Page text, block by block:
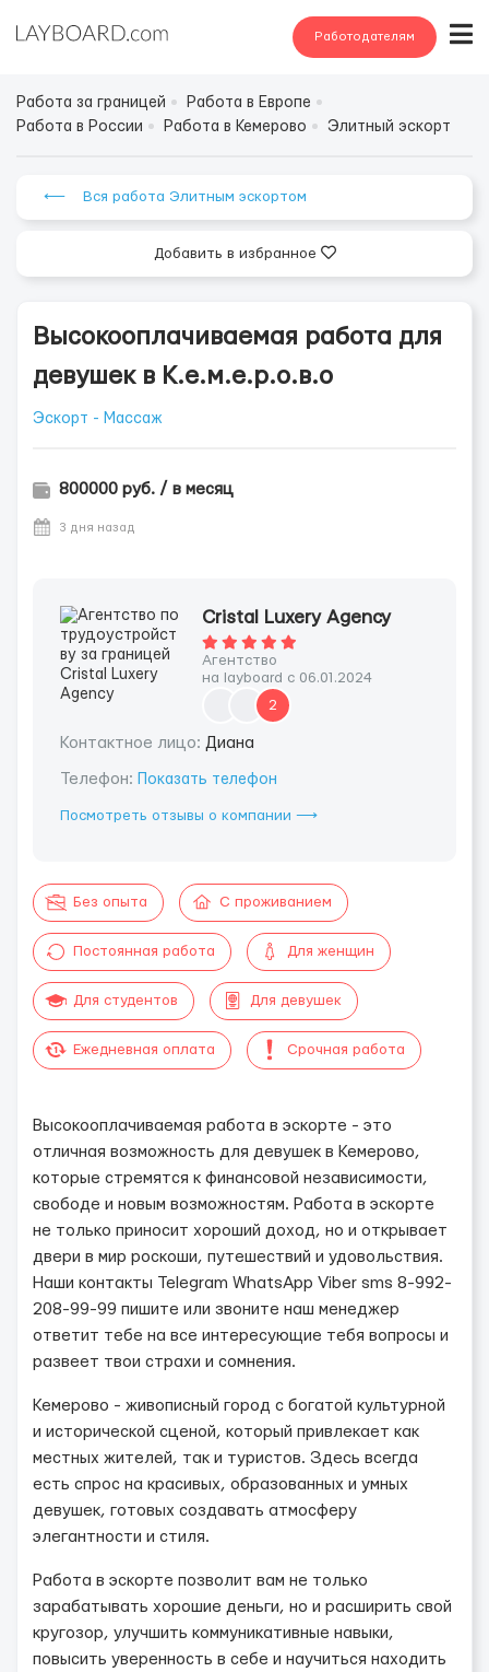
Работодателям
Работа за границей
Работа в Европе
Работа в России
Работа в Кемерово Элитный эскорт
⟵ Вся работа Элитным эскортом
Добавить в избранное
Высокооплачиваемая работа для
девушек в К.е.м.е.р.о.в.о
Эскорт - Массаж
800000 руб. / в месяц
3 дня назад
Cristal Luxery Agency
Агентство
на layboard с 06.01.2024
2
Контактное лицо: Диана
Телефон: Показать телефон
Посмотреть отзывы о компании ⟶
Без опыта С проживанием
Постоянная работа Для женщин
Для студентов Для девушек
Ежедневная оплата Срочная работа
Высокооплачиваемая работа в эскорте - это
отличная возможность для девушек в Кемерово,
которые стремятся к финансовой независимости,
свободе и новым возможностям. Работа в эскорте
не только приносит хороший доход, но и открывает
двери в мир роскоши, путешествий и удовольствия.
Наши контакты Telegram WhatsApp Viber sms 8-992-
208-99-99 пишите или звоните наш менеджер
ответит тебе на все интересующие тебя вопросы и
развеет твои страхи и сомнения.
Кемерово - живописный город с богатой культурной
и исторической сценой, который привлекает как
местных жителей, так и туристов. Здесь всегда
есть спрос на красивых, образованных и умных
девушек, готовых создавать атмосферу
элегантности и стиля.
Работа в эскорте позволит вам не только
зарабатывать хорошие деньги, но и расширить свой
кругозор, улучшить коммуникативные навыки,
повысить уверенность в себе и научиться находить